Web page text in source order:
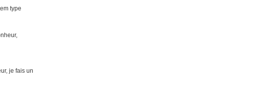
type
je fais un